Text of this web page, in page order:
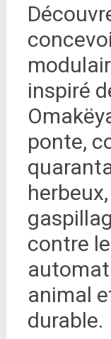
inspiré
ponte,
contre
animal
durable.